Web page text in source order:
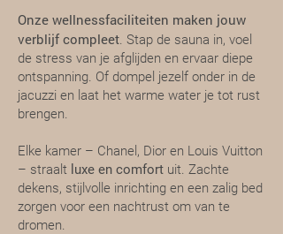
Onze wellnessfaciliteiten maken jouw
verblijf compleet. Stap de sauna in, voel
de stress van je afglijden en ervaar diepe
ontspanning. Of dompel jezelf onder in de
jacuzzi en laat het warme water je tot rust
brengen.
Elke kamer – Chanel, Dior en Louis Vuitton
– straalt luxe en comfort uit. Zachte
dekens, stijlvolle inrichting en een zalig bed
zorgen voor een nachtrust om van te
dromen.